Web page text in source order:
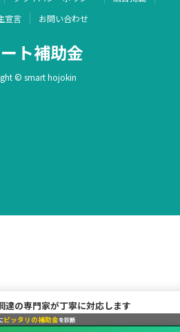
宣言
お問い合わせ
ト補助金
© smart hojokin
達の専門家が丁寧に対応します
ピッタリの補助金を診断